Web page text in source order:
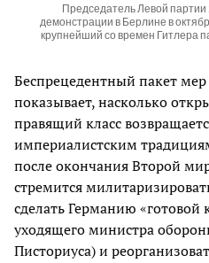
Председатель Левой
демонстрации в Берлине в
крупнейший со времен Гитлера
Беспрецедентный пакет
показывает, насколько
правящий класс
империалистским
после окончания Второй
стремится
сделать Германию «готовой
уходящего министра
Писториуса) и